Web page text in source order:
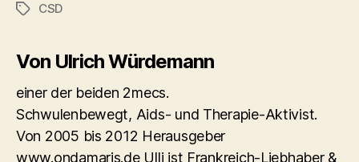
Schlagwörter
CSD
Von Ulrich Würdemann
einer der beiden 2mecs.
Schwulenbewegt, Aids- und Therapie-Aktivist.
Von 2005 bis 2012 Herausgeber
www.ondamaris.de Ulli ist Frankreich-Liebhaber &